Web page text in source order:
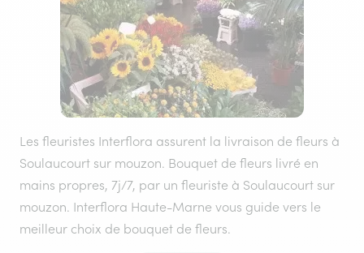
Les fleuristes Interflora assurent la livraison de fleurs à
Soulaucourt sur mouzon. Bouquet de fleurs livré en
mains propres, 7j/7, par un fleuriste à Soulaucourt sur
mouzon. Interflora Haute-Marne vous guide vers le
meilleur choix de bouquet de fleurs.